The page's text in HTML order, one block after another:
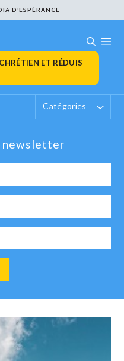
D’ESPÉRANCE
ET RÉDUIS
Catégories
newsletter